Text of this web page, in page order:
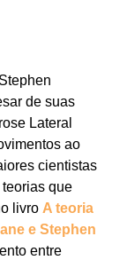
de suas
Lateral
ao
cientistas
que
livro A teoria
e Stephen
entre